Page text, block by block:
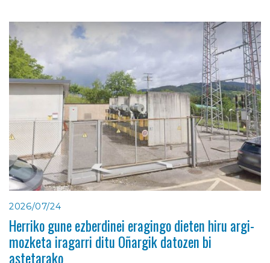
2026/07/24
Herriko gune ezberdinei eragingo dieten hiru argi-
mozketa iragarri ditu Oñargik datozen bi
astetarako